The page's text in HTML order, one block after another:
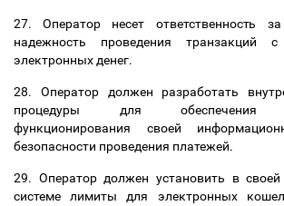
27. Оператор несет ответственность
надежность проведения транзакций с
электронных денег.
28. Оператор должен разработать
процедуры для обеспечения
функционирования своей
безопасности проведения платежей.
29. Оператор должен установить в
системе лимиты для электронных